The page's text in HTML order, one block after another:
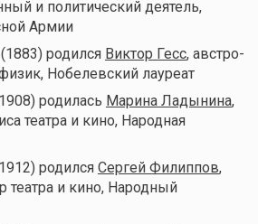
и политический деятель,
Армии
родился Виктор Гесс, австро-
Нобелевский лауреат
родилась Марина Ладынина,
театра и кино, Народная
родился Сергей Филиппов,
театра и кино, Народный